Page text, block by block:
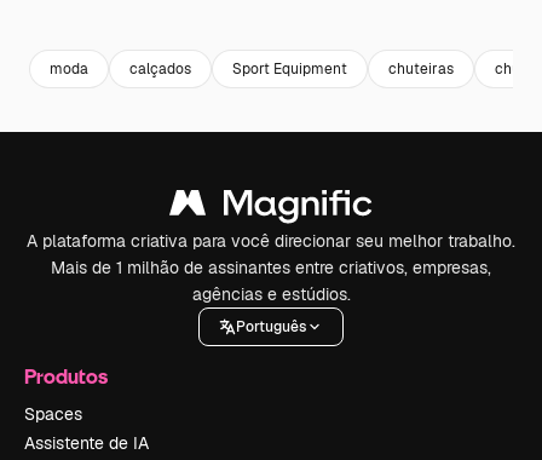
moda calçados Sport Equipment chuteiras
A plataforma criativa para você direcionar seu melhor trabalho.
Mais de 1 milhão de assinantes entre criativos, empresas,
agências e estúdios.
Português
Produtos
Spaces
Assistente de IA